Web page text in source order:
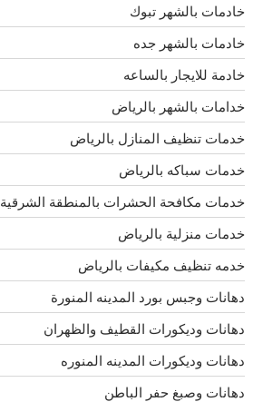
خادمات بالشهر تبوك
خادمات بالشهر جده
خادمة للايجار بالساعه
خدامات بالشهر بالرياض
خدمات تنظيف المنازل بالرياض
خدمات سباكه بالرياض
خدمات مكافحة الحشرات بالمنطقة الشرقية
خدمات منزلية بالرياض
خدمه تنظيف مكيفات بالرياض
دهانات وجبس بورد المدينه المنورة
دهانات وديكورات القطيف والظهران
دهانات وديكورات المدينه المنوره
دهانات وصبغ حفر الباطن